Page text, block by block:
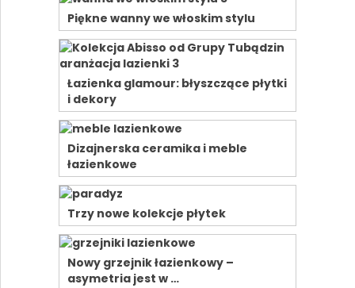
Piękne wanny we włoskim stylu
Łazienka glamour: błyszczące płytki
i dekory
Dizajnerska ceramika i meble
łazienkowe
Trzy nowe kolekcje płytek
Nowy grzejnik łazienkowy –
asymetria jest w …